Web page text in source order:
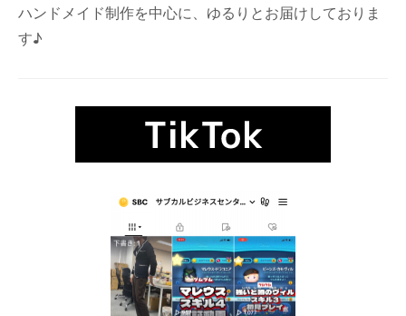
ハンドメイド制作を中心に、ゆるりとお届けしておりま
す♪